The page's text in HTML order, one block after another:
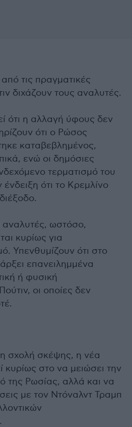
τις πραγματικές
διχάζουν τους αναλυτές.
ότι η αλλαγή ύφους δεν
ότι ο Ρώσος
καταβεβλημένος,
ενώ οι δημόσιες
τερματισμό του
ότι το Κρεμλίνο
αναλυτές, ωστόσο,
κυρίως για
Υπενθυμίζουν ότι στο
επανειλημμένα
ή φυσική
οι οποίες δεν
σχολή σκέψης, η νέα
κυρίως στο να μειώσει την
της Ρωσίας, αλλά και να
με τον Ντόναλντ Τραμπ